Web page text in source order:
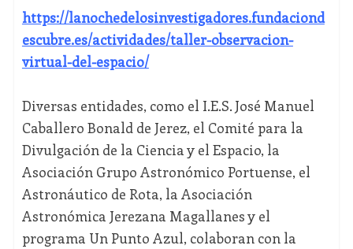
https://lanochedelosinvestigadores.fundaciond
escubre.es/actividades/taller-observacion-
virtual-del-espacio/
Diversas entidades, como el I.E.S. José Manuel
Caballero Bonald de Jerez, el Comité para la
Divulgación de la Ciencia y el Espacio, la
Asociación Grupo Astronómico Portuense, el
Astronáutico de Rota, la Asociación
Astronómica Jerezana Magallanes y el
programa Un Punto Azul, colaboran con la